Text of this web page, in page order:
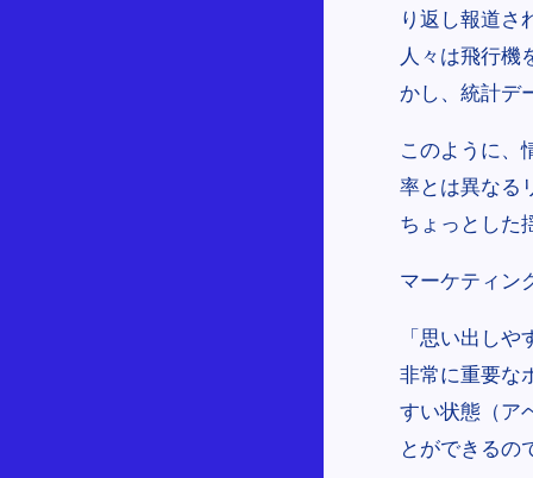
り返し報道さ
人々は飛行機
かし、統計デ
このように、
率とは異なる
ちょっとした
マーケティン
「思い出し
非常に重要な
すい状態（ア
とができるの